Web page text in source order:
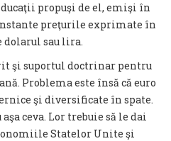
propuşi de el, emişi în
preţurile exprimate în
dolarul sau lira.
şi suportul doctrinar pentru
Problema este însă că euro
şi diversificate în spate.
ceva. Lor trebuie să le dai
Statelor Unite şi